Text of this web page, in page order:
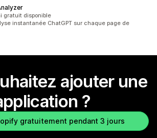
5
gratuit disponible
instantanée ChatGPT sur chaque page de
ajouter une
?
gratuitement pendant 3 jours